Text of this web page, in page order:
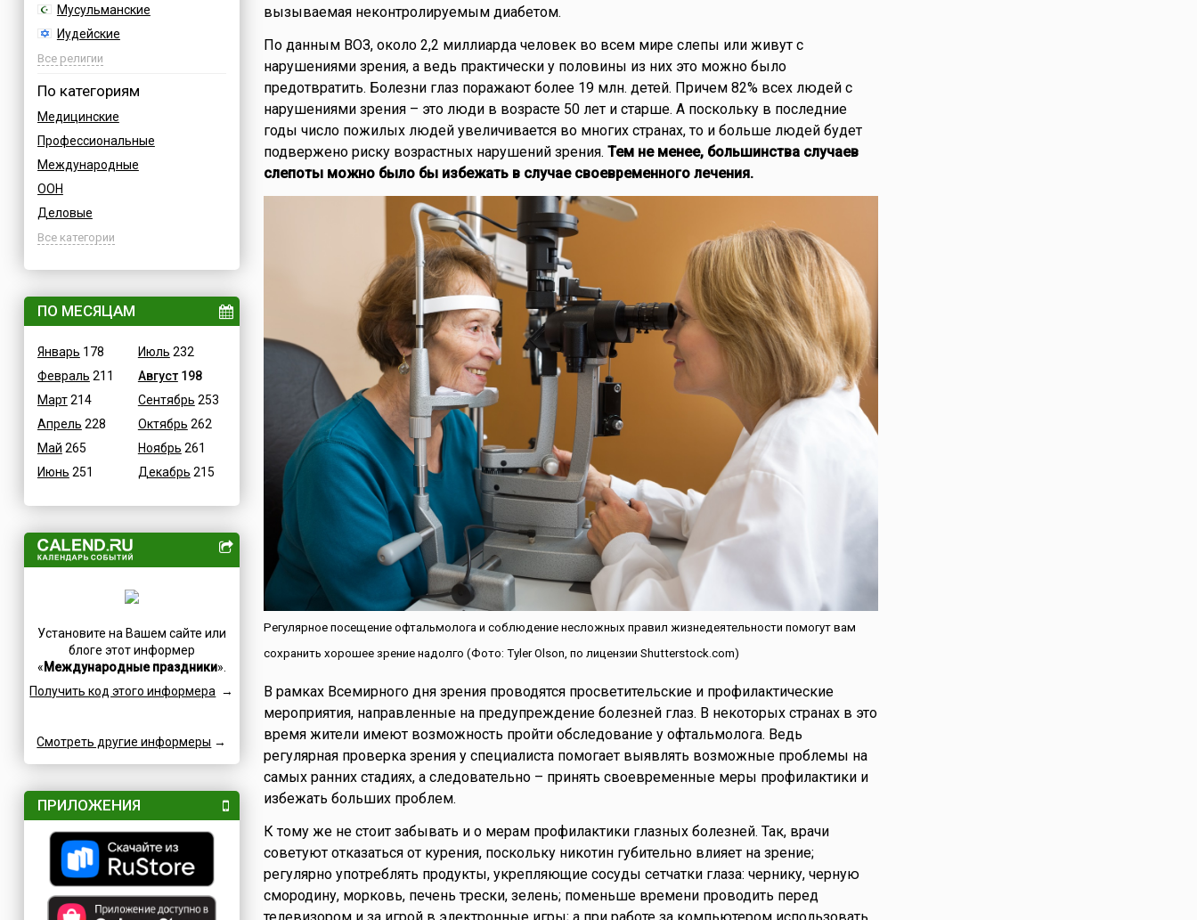
Босния
Бразилия
Великобритания
Венгрия
Вьетнам
Германия
Греция
Египет
Израиль
Индия
Иордания
Ирак
Иран
Ирландия
Исландия
Италия
Канада
Катар
Кипр
Коми
Коста-Рика
Куба
Кыргызстан
Лаос
Латвия
Ливан
Мусульманские
Иудейские
Буддийские
Все религии
По категориям
Медицинские
Профессиональные
Международные
ООН
Деловые
Дни воинской славы России
ВОВ
Гастрономические
Детские
В честь икон
Дни памяти святых
Конституционные
Культурные
Научно-технические
Посты
Семейные
Сетевые
Спортивные
Турниры
Творческие
Учительские
Фестивали
Финансовые
Флотские
Экологические
Все категории
ПО МЕСЯЦАМ
Январь 178
Февраль 211
Март214
Апрель 228
Май 265
Июнь 251
Июль 232
Август198
Сентябрь 253
Октябрь 262
Ноябрь 261
Декабрь 215
Установите на Вашем сайте или
блоге этот информер
« Международные праздники».
Получить код этого информера →
Смотреть другие информеры →
ПРИЛОЖЕНИЯ
вызываемая неконтролируемым диабетом.
По данным ВОЗ, около 2,2 миллиарда человек во всем мире слепы или живут с
нарушениями зрения, а ведь практически у половины из них это можно было
предотвратить. Болезни глаз поражают более 19 млн. детей. Причем 82% всех людей с
нарушениями зрения – это люди в возрасте 50 лет и старше. А поскольку в последние
годы число пожилых людей увеличивается во многих странах, то и больше людей будет
подвержено риску возрастных нарушений зрения. Тем не менее, большинства случаев
слепоты можно было бы избежать в случае своевременного лечения.
Регулярное посещение офтальмолога и соблюдение несложных правил жизнедеятельности помогут вам
сохранить хорошее зрение надолго (Фото: Tyler Olson, по лицензии Shutterstock.com)
В рамках Всемирного дня зрения проводятся просветительские и профилактические
мероприятия, направленные на предупреждение болезней глаз. В некоторых странах в это
время жители имеют возможность пройти обследование у офтальмолога. Ведь
регулярная проверка зрения у специалиста помогает выявлять возможные проблемы на
самых ранних стадиях, а следовательно – принять своевременные меры профилактики и
избежать больших проблем.
К тому же не стоит забывать и о мерам профилактики глазных болезней. Так, врачи
советуют отказаться от курения, поскольку никотин губительно влияет на зрение;
регулярно употреблять продукты, укрепляющие сосуды сетчатки глаза: чернику, черную
смородину, морковь, печень трески, зелень; поменьше времени проводить перед
телевизором и за игрой в электронные игры; а при работе за компьютером использовать